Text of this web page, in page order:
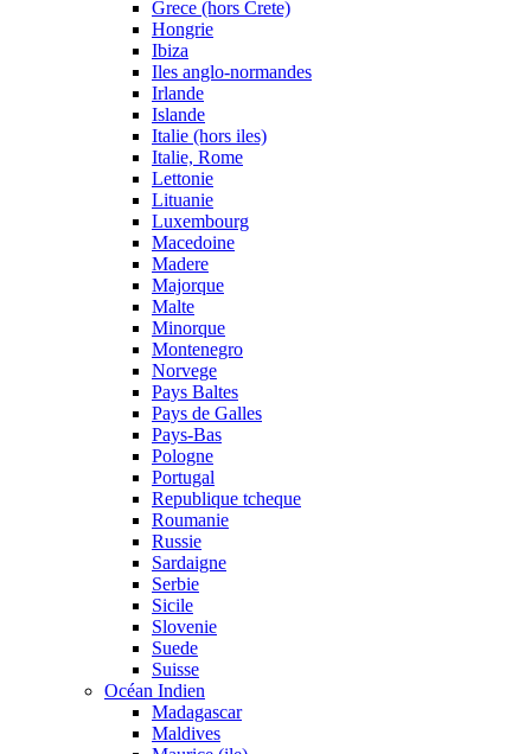
Grece (hors Crete)
Hongrie
Ibiza
Iles anglo-normandes
Irlande
Islande
Italie (hors iles)
Italie, Rome
Lettonie
Lituanie
Luxembourg
Macedoine
Madere
Majorque
Malte
Minorque
Montenegro
Norvege
Pays Baltes
Pays de Galles
Pays-Bas
Pologne
Portugal
Republique tcheque
Roumanie
Russie
Sardaigne
Serbie
Sicile
Slovenie
Suede
Suisse
Océan Indien
Madagascar
Maldives